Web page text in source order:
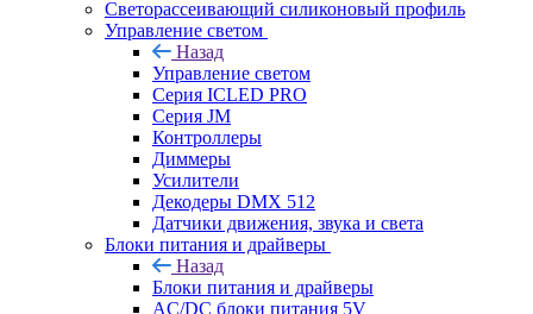
Светорассеивающий силиконовый профиль
Управление светом
Назад
Управление светом
Серия ICLED PRO
Серия JM
Контроллеры
Диммеры
Усилители
Декодеры DMX 512
Датчики движения, звука и света
Блоки питания и драйверы
Назад
Блоки питания и драйверы
AC/DC блоки питания 5V